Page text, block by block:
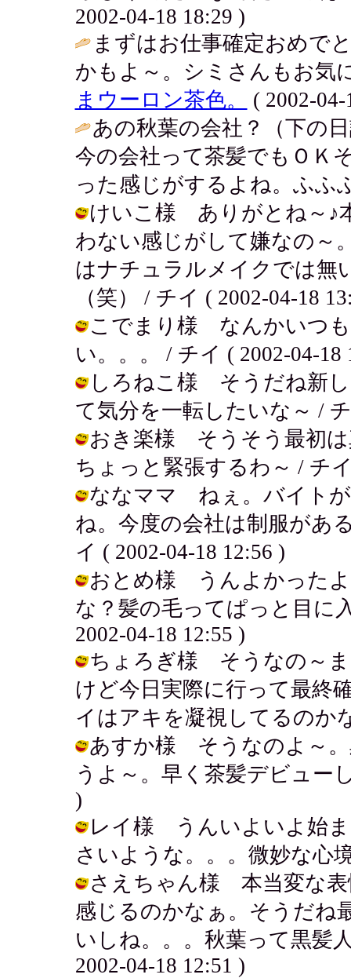
2002-04-18 18:29 )
まずはお仕事確定おめで
かもよ～。シミさんもお気
まウーロン茶色。
( 2002-
あの秋葉の会社？（下の
今の会社って茶髪でもＯＫ
った感じがするよね。ふふ
けいこ様 ありがとね～♪
わない感じがして嫌なの～
はナチュラルメイクでは無
（笑） / チイ ( 2002-04-18
こでまり様 なんかいつ
い。。。 / チイ ( 2002-04-18
しろねこ様 そうだね新し
て気分を一転したいな～ /
おき楽様 そうそう最初は
ちょっと緊張するわ～ / チ
ななママ ねぇ。バイトが
ね。今度の会社は制服があ
イ ( 2002-04-18 12:56 )
おとめ様 うんよかった
な？髪の毛ってぱっと目に
2002-04-18 12:55 )
ちょろぎ様 そうなの～
けど今日実際に行って最終
イはアキを凝視してるのか
あすか様 そうなのよ～。
うよ～。早く茶髪デビュー
)
レイ様 うんいよいよ始ま
さいような。。。微妙な心
さえちゃん様 本当変な表
感じるのかなぁ。そうだね
いしね。。。秋葉って黒髪
2002-04-18 12:51 )